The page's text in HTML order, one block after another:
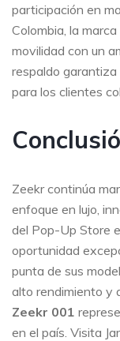
participación en
Colombia, la
movilidad con un
respaldo garantiza
para los clientes
Zeekr continúa
enfoque en lujo,
del Pop-Up Store
oportunidad
punta de sus
alto rendimiento y
Zeekr 001
en el país. Visita